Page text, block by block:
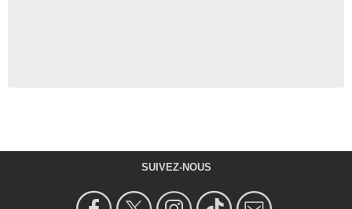
SUIVEZ-NOUS